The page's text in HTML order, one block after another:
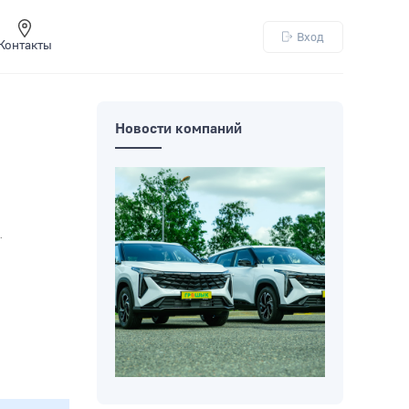
Вход
Новости компаний